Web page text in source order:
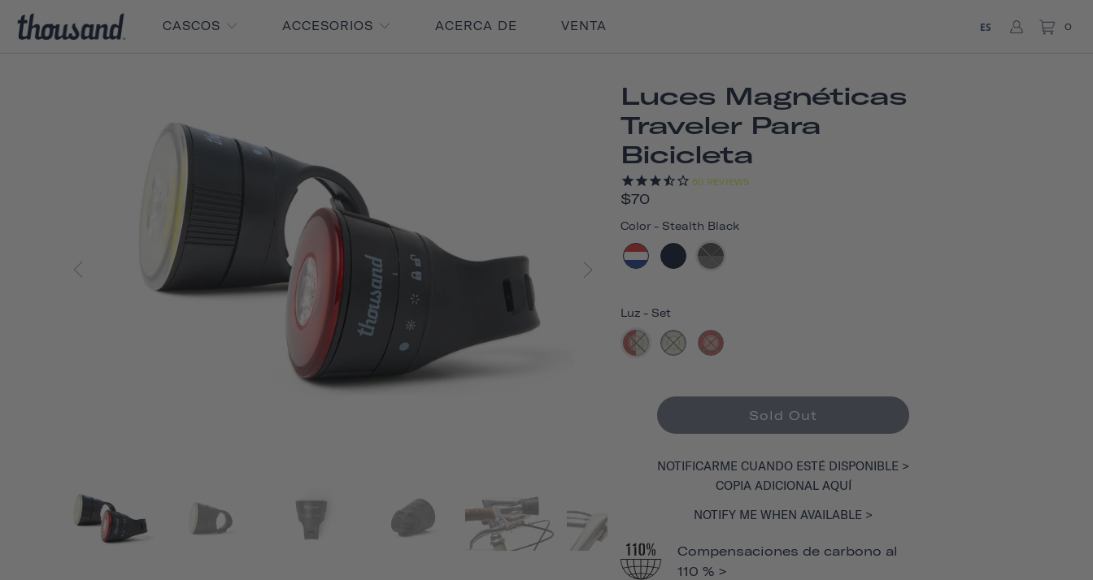
CASCOS ACCESORIOS ACERCA DE VENTA ES 0
Luces Magnéticas
Traveler Para
Bicicleta
60 REVIEWS
$70
Color - Stealth Black
Luz - Set
Sold Out
NOTIFICARME CUANDO ESTÉ DISPONIBLE >
COPIA ADICIONAL AQUÍ
NOTIFY ME WHEN AVAILABLE >
Compensaciones de carbono al
110 % >